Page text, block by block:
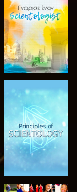
ΕΞΕΡΕΥΝΗΣΤΕ
ΤΗ ΣΕΙΡΑ